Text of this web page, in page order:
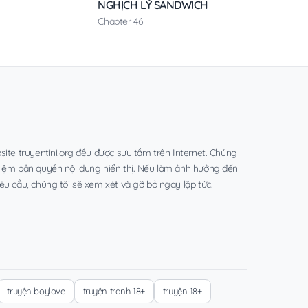
NGHỊCH LÝ SANDWICH
Chapter 46
truyentini.org đều được sưu tầm trên Internet. Chúng
bản quyền nội dung hiển thị. Nếu làm ảnh hưởng đến
cầu, chúng tôi sẽ xem xét và gỡ bỏ ngay lập tức.
truyện boylove truyện tranh 18+ truyện 18+